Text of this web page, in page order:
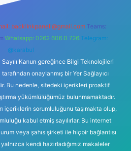
backlinkpaneli@gmail.com Teams:
Whatsapp: 0262 606 0 726 Telegram:
@karabul
Kanun gereğince Bilgi Teknolojileri
onaylanmış bir Yer Sağlayıcı
Bu nedenle, sitedeki içerikleri proaktif
yükümlülüğümüz bulunmamaktadır.
içeriklerin sorumluluğunu taşımakta olup,
kabul etmiş sayılırlar. Bu internet
veya şahıs şirketi ile hiçbir bağlantısı
kendi hazırladığımız makaleler